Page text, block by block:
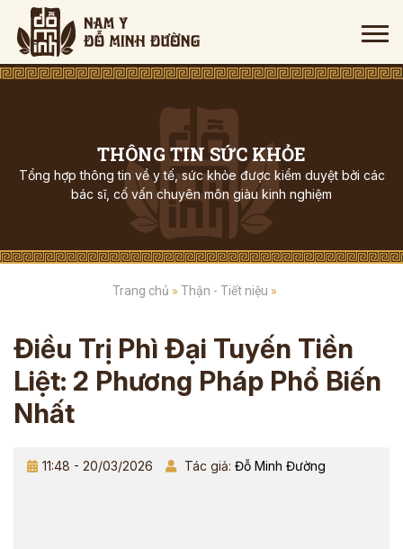
THÔNG TIN SỨC KHỎE
Tổng hợp thông tin về y tế, sức khỏe được kiểm duyệt bởi các
bác sĩ, cố vấn chuyên môn giàu kinh nghiệm
Trang chủ » Thận - Tiết niệu »
Điều Trị Phì Đại Tuyến Tiền
Liệt: 2 Phương Pháp Phổ Biến
Nhất
11:48 - 20/03/2026 Tác giả: Đỗ Minh Đường